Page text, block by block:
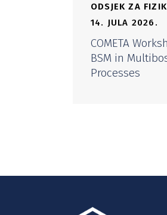
ODSJEK ZA
14. JULA 2026.
COMETA
BSM in
Processes